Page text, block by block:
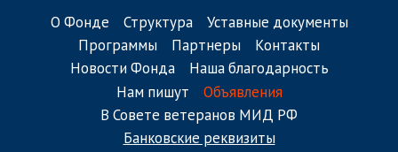
О Фонде Структура
Уставные документы
Программы
Партнеры
Контакты
Новости Фонда
Наша благодарность
Нам пишут
Объявления
В Совете ветеранов МИД РФ
Банковские реквизиты